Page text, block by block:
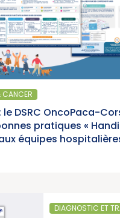
CANCER
le DSRC OncoPaca-
pratiques «
équipes
DIAGNOSTIC ET